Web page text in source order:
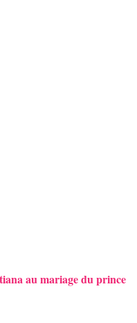
au mariage du prince